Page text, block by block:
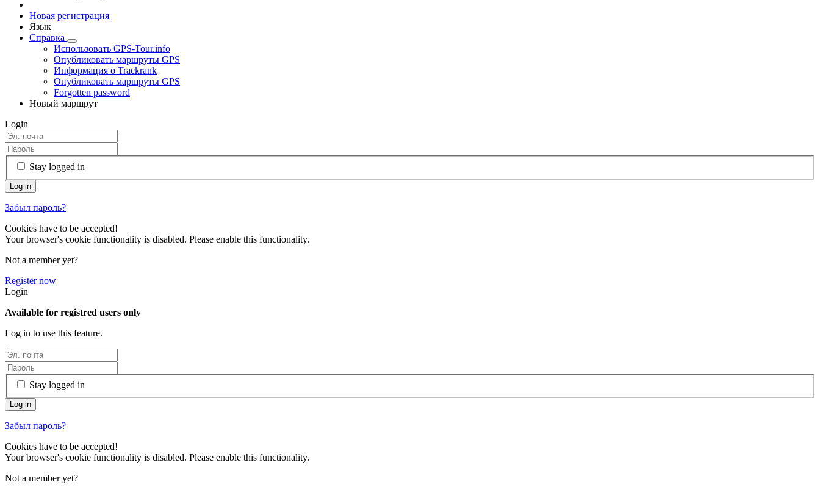
Новая регистрация
Язык
Справка
Использовать GPS-Tour.info
Опубликовать маршруты GPS
Информация о Trackrank
Опубликовать маршруты GPS
Forgotten password
Новый маршрут
Login
Stay logged in
Забыл пароль?
Cookies have to be accepted!
Your browser's cookie functionality is disabled. Please enable this functionality.
Not a member yet?
Register now
Login
Available for registred users only
Log in to use this feature.
Stay logged in
Забыл пароль?
Cookies have to be accepted!
Your browser's cookie functionality is disabled. Please enable this functionality.
Not a member yet?